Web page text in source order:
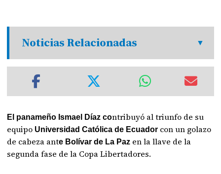
Noticias Relacionadas
El panameño Ismael Díaz contribuyó al triunfo de su
equipo Universidad Católica de Ecuador con un golazo
de cabeza ante Bolívar de La Paz en la llave de la
segunda fase de la Copa Libertadores.